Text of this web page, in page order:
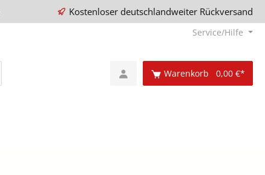
Kostenloser deutschlandweiter Rückversand
Service/Hilfe
Warenkorb 0,00 €*